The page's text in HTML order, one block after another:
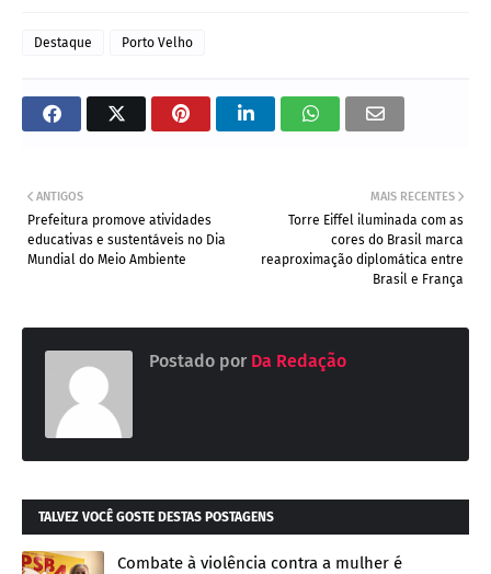
Destaque Porto Velho
MAIS RECENTES
Torre Eiffel iluminada com as
cores do Brasil marca
reaproximação diplomática entre
Brasil e França
ANTIGOS
Prefeitura promove atividades
educativas e sustentáveis no Dia
Mundial do Meio Ambiente
Postado por Da Redação
TALVEZ VOCÊ GOSTE DESTAS POSTAGENS
Combate à violência contra a mulher é